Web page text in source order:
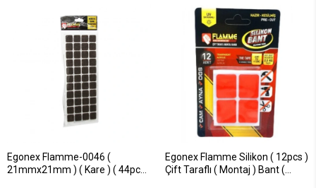
Egonex Flamme-0046 (
21mmx21mm ) ( Kare ) ( 44pcs )
Egonex Flamme Silikon ( 12pcs )
Çift Taraflı ( Montaj ) Bant (